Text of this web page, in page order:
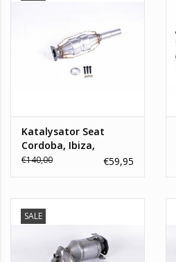
Katalysator Seat
Cordoba, Ibiza,
Volkswagen Caddy,
Vento
€140,00 €59,95
SALE